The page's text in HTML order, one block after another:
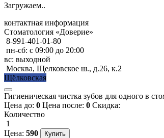
Загружаем..
контактная информация
Стоматология «Доверие»
8-991-401-01-80
пн-сб: с 09:00 до 20:00
вс: выходной
Москва, Щелковское ш., д.26, к.2
Щёлковская
Гигиеническая чистка зубов для одного в
Цена до: 0 Цена после: 0 Скидка:
Количество
1
Цена: 590